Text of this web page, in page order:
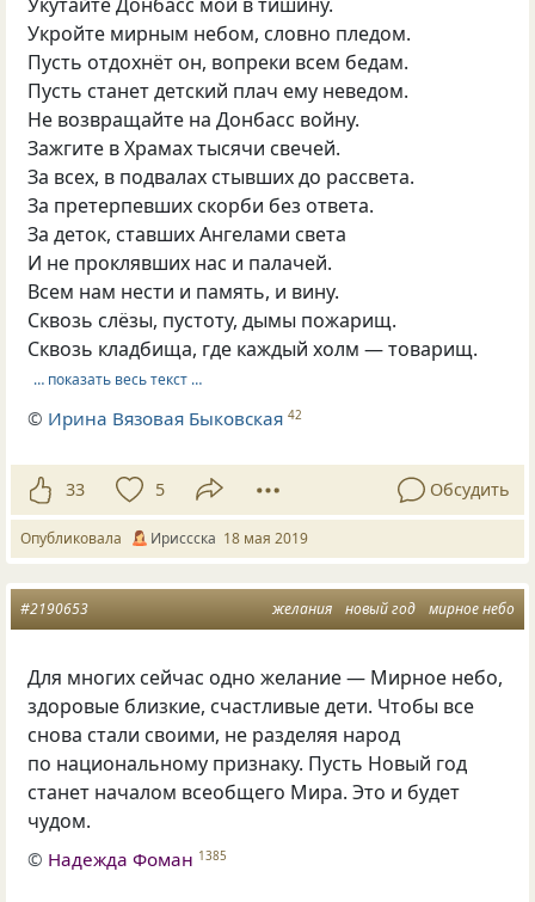
Укройте мирным небом, словно пледом.
Пусть отдохнёт он, вопреки всем бедам.
Пусть станет детский плач ему неведом.
Не возвращайте на Донбасс войну.
Зажгите в Храмах тысячи свечей.
За всех, в подвалах стывших до рассвета.
За претерпевших скорби без ответа.
За деток, ставших Ангелами света
И не проклявших нас и палачей.
Всем нам нести и память, и вину.
Сквозь слёзы, пустоту, дымы пожарищ.
Сквозь кладбища, где каждый холм — товарищ.
… показать весь текст …
© Ирина Вязовая Быковская 42
33 5 Обсудить
Опубликовала Ириссска 18 мая 2019
желания новый год мирное небо
#2190653
Для многих сейчас одно желание — Мирное небо,
здоровые близкие, счастливые дети. Чтобы все
снова стали своими, не разделяя народ
по национальному признаку. Пусть Новый год
станет началом всеобщего Мира. Это и будет
чудом.
© Надежда Фоман 1385